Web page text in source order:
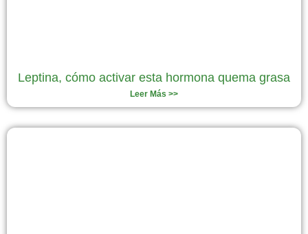
Leptina, cómo activar esta hormona quema grasa
Leer Más >>